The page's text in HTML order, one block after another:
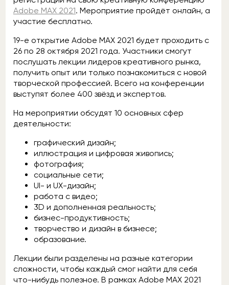
Adobe MAX 2021. Мероприятие пройдёт онлайн, а
участие бесплатно.
19-е открытие Adobe MAX 2021 будет проходить с
26 по 28 октября 2021 года. Участники смогут
послушать лекции лидеров креативного рынка,
получить опыт или только познакомиться с новой
творческой профессией. Всего на конференции
выступят более 400 звёзд и экспертов.
На мероприятии обсудят 10 основных сфер
деятельности:
графический дизайн;
иллюстрация и цифровая живопись;
фотография;
социальные сети;
UI- и UX-дизайн;
работа с видео;
3D и дополненная реальность;
бизнес-продуктивность;
творчество и дизайн в бизнесе;
образование.
Лекции были разделены на разные категории
сложности, чтобы каждый смог найти для себя
что-нибудь полезное. В рамках Adobe MAX 2021